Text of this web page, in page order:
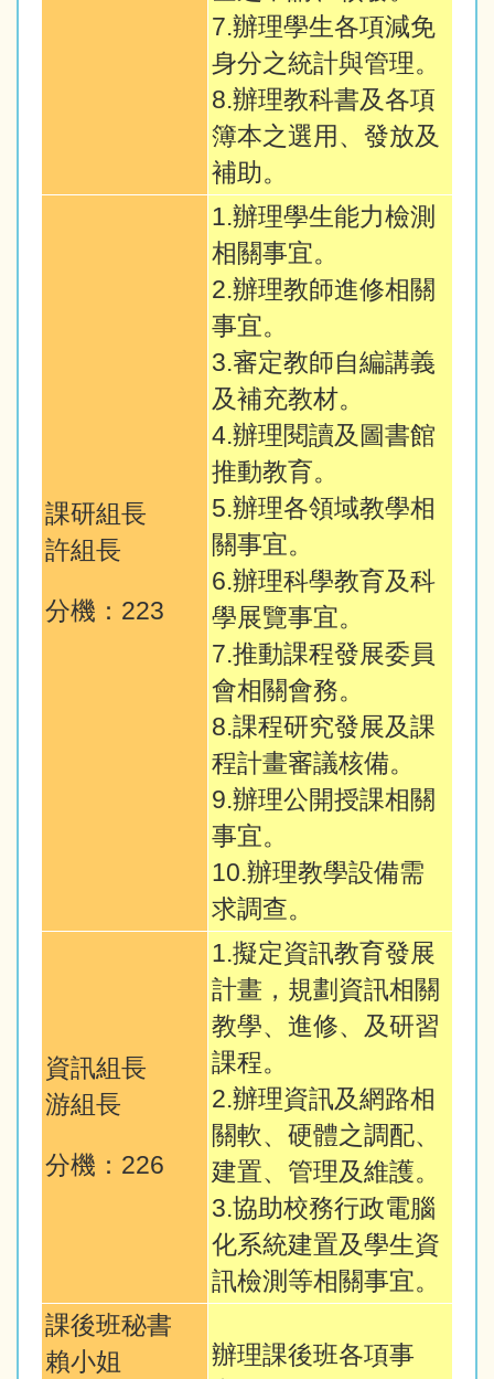
7.辦理學生各項減免
身分之統計與管理。
8.辦理教科書及各項
簿本之選用、發放及
補助。
課研組長
許組長
分機：223
1.辦理學生能力檢測
相關事宜。
2.辦理教師進修相關
事宜。
3.審定教師自編講義
及補充教材。
4.辦理閱讀及圖書館
推動教育。
5.辦理各領域教學相
關事宜。
6.辦理科學教育及科
學展覽事宜。
7.推動課程發展委員
會相關會務。
8.課程研究發展及課
程計畫審議核備。
9.辦理公開授課相關
事宜。
10.辦理教學設備需
求調查。
資訊組長
游組長
分機：226
1.擬定資訊教育發展
計畫，規劃資訊相關
教學、進修、及研習
課程。
2.辦理資訊及網路相
關軟、硬體之調配、
建置、管理及維護。
3.協助校務行政電腦
化系統建置及學生資
訊檢測等相關事宜。
課後班秘書
賴小姐
辦理課後班各項事